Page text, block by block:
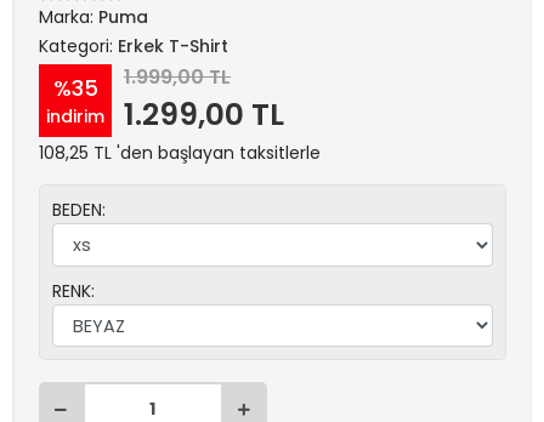
Marka: Puma
Kategori: Erkek T-Shirt
%35
indirim
1.999,00 TL
1.299,00 TL
108,25 TL 'den başlayan taksitlerle
BEDEN:
RENK: